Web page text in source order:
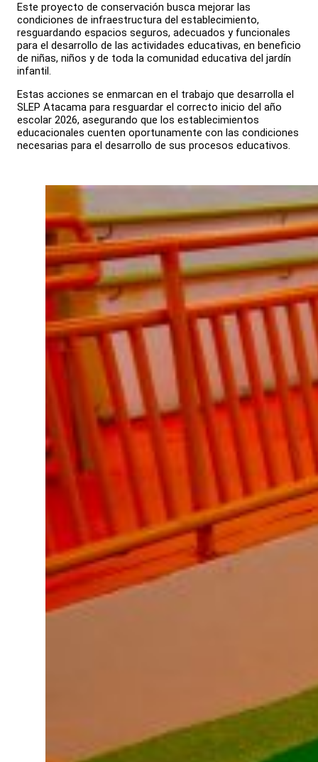
Este proyecto de conservación busca mejorar las
condiciones de infraestructura del establecimiento,
resguardando espacios seguros, adecuados y funcionales
para el desarrollo de las actividades educativas, en beneficio
de niñas, niños y de toda la comunidad educativa del jardín
infantil.
Estas acciones se enmarcan en el trabajo que desarrolla el
SLEP Atacama para resguardar el correcto inicio del año
escolar 2026, asegurando que los establecimientos
educacionales cuenten oportunamente con las condiciones
necesarias para el desarrollo de sus procesos educativos.